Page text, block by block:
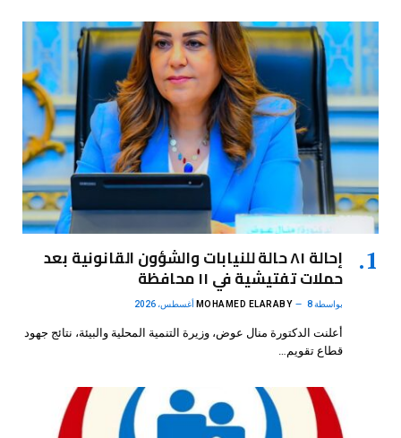
إحالة ٨١ حالة للنيابات والشؤون القانونية بعد
حملات تفتيشية في ١١ محافظة
بواسطة MOHAMED ELARABY 8 أغسطس، 2026
أعلنت الدكتورة منال عوض، وزيرة التنمية المحلية والبيئة، نتائج جهود
قطاع تقويم…